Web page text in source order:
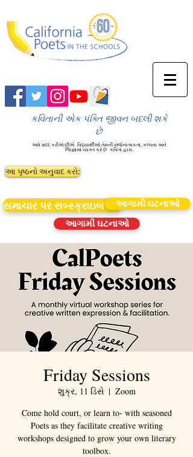
કવિતાની એક પંક્તિ જીવન બદલી શકે
છે
અમે મદદ કરીએ છીએ વિદ્યાર્થીઓ તેમની સર્જનાત્મકતા, કલ્પના અને
જિજ્ઞાસા વ્યક્ત કરે છે કવિતા દ્વારા.
આ પૃષ્ઠનો અનુવાદ કરો:
સમાચાર પર સબ્સ્ક્રાઇબ કરોઆગામી ઘટનાઓ
આગામી ઘટનાઓ
Friday Sessions
શુક્ર, 11 ડિસે
  |
Zoom
Come hold court, or learn to- with seasoned
Poets as they facilitate creative writing
workshops designed to grow your own literary
toolbox.